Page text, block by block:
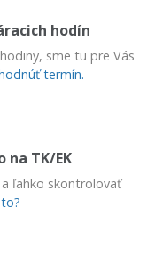
hodín
sme tu pre Vás
termín.
TK/EK
ľahko skontrolovať